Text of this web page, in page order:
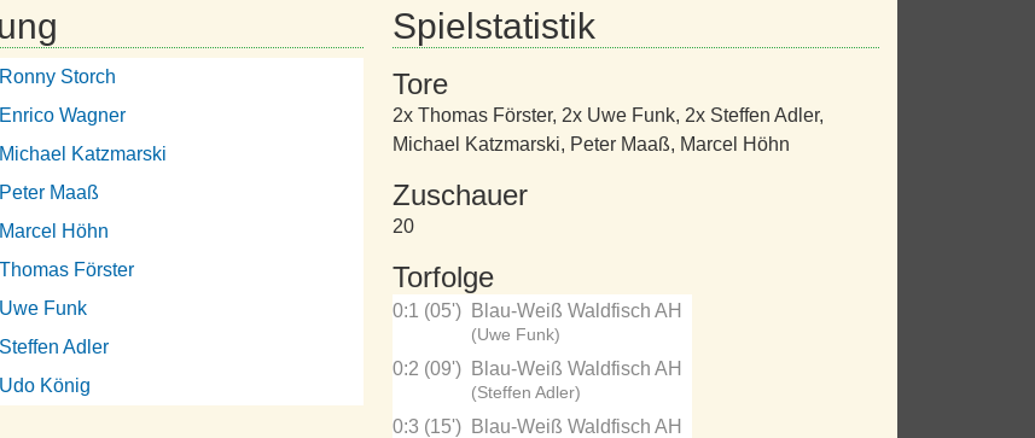
Ronny Storch
Enrico Wagner
Michael Katzmarski
Peter Maaß
Marcel Höhn
Thomas Förster
Uwe Funk
Steffen Adler
Udo König
Spielstatistik
Tore
2x Thomas Förster, 2x Uwe Funk, 2x Steffen Adler,
Michael Katzmarski, Peter Maaß, Marcel Höhn
Zuschauer
20
Torfolge
0:1 (05') Blau-Weiß Waldfisch AH
(Uwe Funk)
0:2 (09') Blau-Weiß Waldfisch AH
(Steffen Adler)
0:3 (15') Blau-Weiß Waldfisch AH